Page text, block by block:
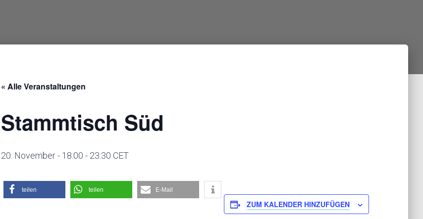
« Alle Veranstaltungen
Stammtisch Süd
20. November - 18:00 - 23:30 CET
teilen teilen E-Mail
ZUM KALENDER HINZUFÜGEN